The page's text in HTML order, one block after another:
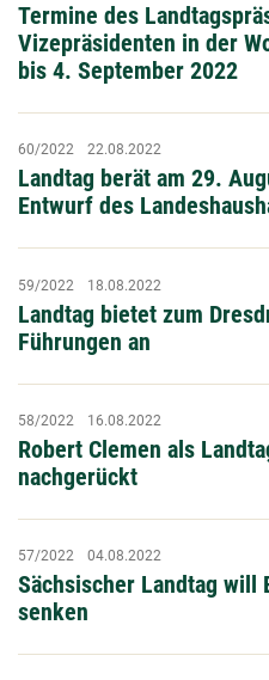
Termine des
Vizepräsidenten in der
bis 4. September 2022
Landtag berät am 29.
Entwurf des
60/2022 22.08.2022
Landtag bietet zum
Führungen an
59/2022 18.08.2022
Robert Clemen als
nachgerückt
58/2022 16.08.2022
Sächsischer Landtag will
senken
57/2022 04.08.2022